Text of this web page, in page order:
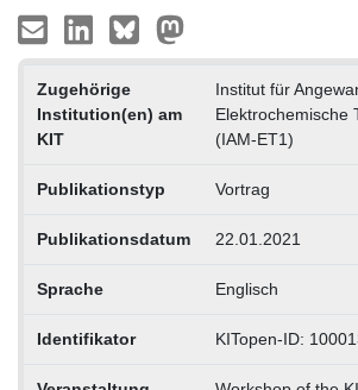
Zugehörige
Institution(en) am
KIT
Institut für
Elektrochemische
(IAM-ET1)
Publikationstyp Vortrag
Publikationsdatum 22.01.2021
Sprache Englisch
Identifikator KITopen-ID: